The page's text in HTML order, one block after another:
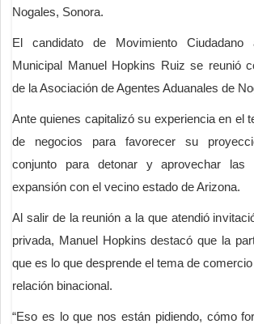
Nogales, Sonora.
El candidato de Movimiento
Municipal Manuel Hopkins Ruiz se reunió
de la Asociación de Agentes Aduanales de
Ante quienes capitalizó su experiencia en el
de negocios para favorecer su
conjunto para detonar y aprovechar las
expansión con el vecino estado de Arizona.
Al salir de la reunión a la que atendió
privada, Manuel Hopkins destacó que la
que es lo que desprende el tema de
relación binacional.
“Eso es lo que nos están pidiendo, cómo